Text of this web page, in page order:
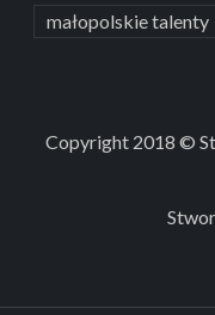
małopolskie talenty
Copyright 2018 ©